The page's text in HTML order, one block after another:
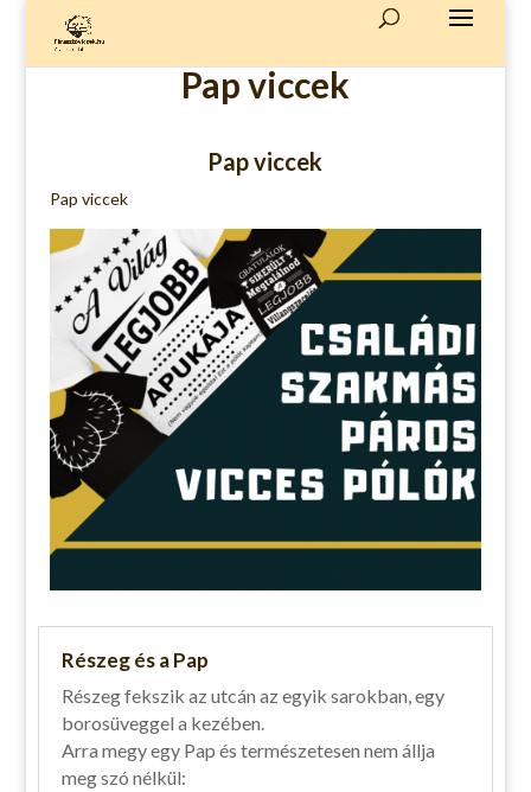
Pap viccek
Pap viccek
Pap viccek
Részeg és a Pap
Részeg fekszik az utcán az egyik sarokban, egy
borosüveggel a kezében.
Arra megy egy Pap és természetesen nem állja
meg szó nélkül: